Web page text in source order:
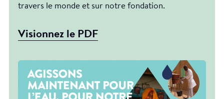
travers le monde et sur notre fondation.
Visionnez le PDF